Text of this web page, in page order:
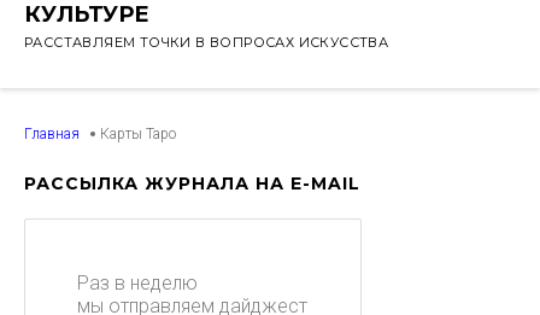
КУЛЬТУРЕ
РАССТАВЛЯЕМ ТОЧКИ В ВОПРОСАХ ИСКУССТВА
Главная Карты Таро
РАССЫЛКА ЖУРНАЛА НА E-MAIL
Раз в неделю
мы отправляем дайджест